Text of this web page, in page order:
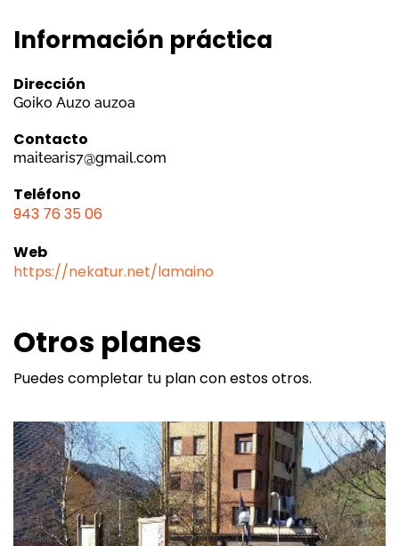
Información práctica
Dirección
Goiko Auzo auzoa
Contacto
maitearis7@gmail.com
Teléfono
943 76 35 06
Web
https://nekatur.net/lamaino
Otros planes
Puedes completar tu plan con estos otros.